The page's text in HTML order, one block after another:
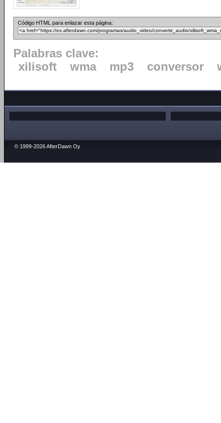
Código HTML para enlazar esta página:
Palabras clave:
xilisoft
wma mp3 conversor
© 1999-2026 AfterDawn Oy